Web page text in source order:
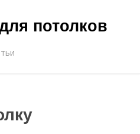
потолков